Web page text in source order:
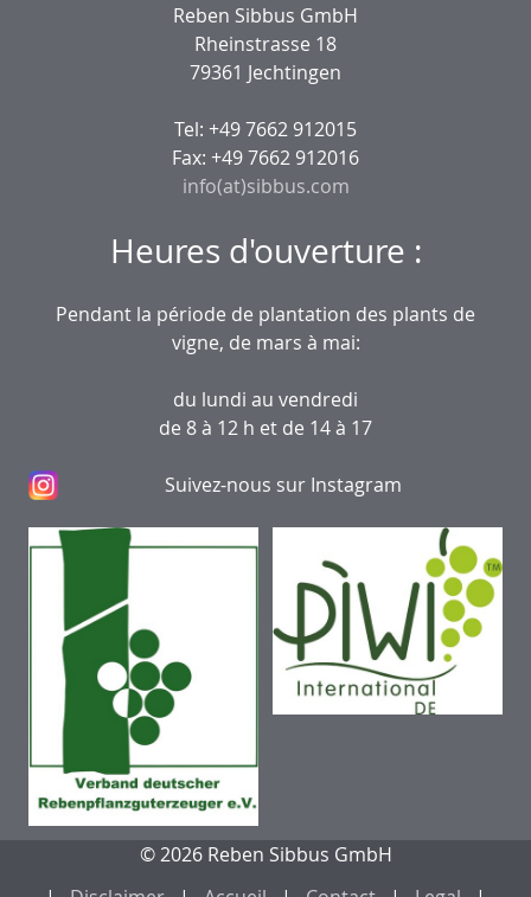
Reben Sibbus GmbH
Rheinstrasse 18
79361 Jechtingen
Tel: +49 7662 912015
Fax: +49 7662 912016
info(at)sibbus.com
Heures d'ouverture :
Pendant la période de plantation des plants de
vigne, de mars à mai:
du lundi au vendredi
de 8 à 12 h et de 14 à 17
Suivez-nous sur Instagram
© 2026 Reben Sibbus GmbH